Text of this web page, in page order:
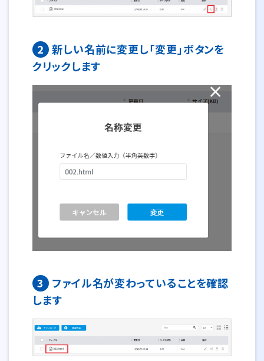
2 新しい名前に変更し「変更」ボタンを
クリックします
3
ファイル名が変わっていることを確認
します